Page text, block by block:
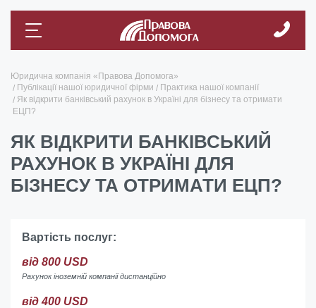
Юридична компанія «Правова Допомога»
Публікації нашої юридичної фірми
Практика нашої компанії
Як відкрити банківський рахунок в Україні для бізнесу та отримати
ЕЦП?
ЯК ВІДКРИТИ БАНКІВСЬКИЙ
РАХУНОК В УКРАЇНІ ДЛЯ
БІЗНЕСУ ТА ОТРИМАТИ ЕЦП?
Вартість послуг:
від 800 USD
Рахунок іноземній компанії дистанційно
від 400 USD